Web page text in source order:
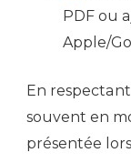
PDF ou
Apple/
En
souvent en
présentée